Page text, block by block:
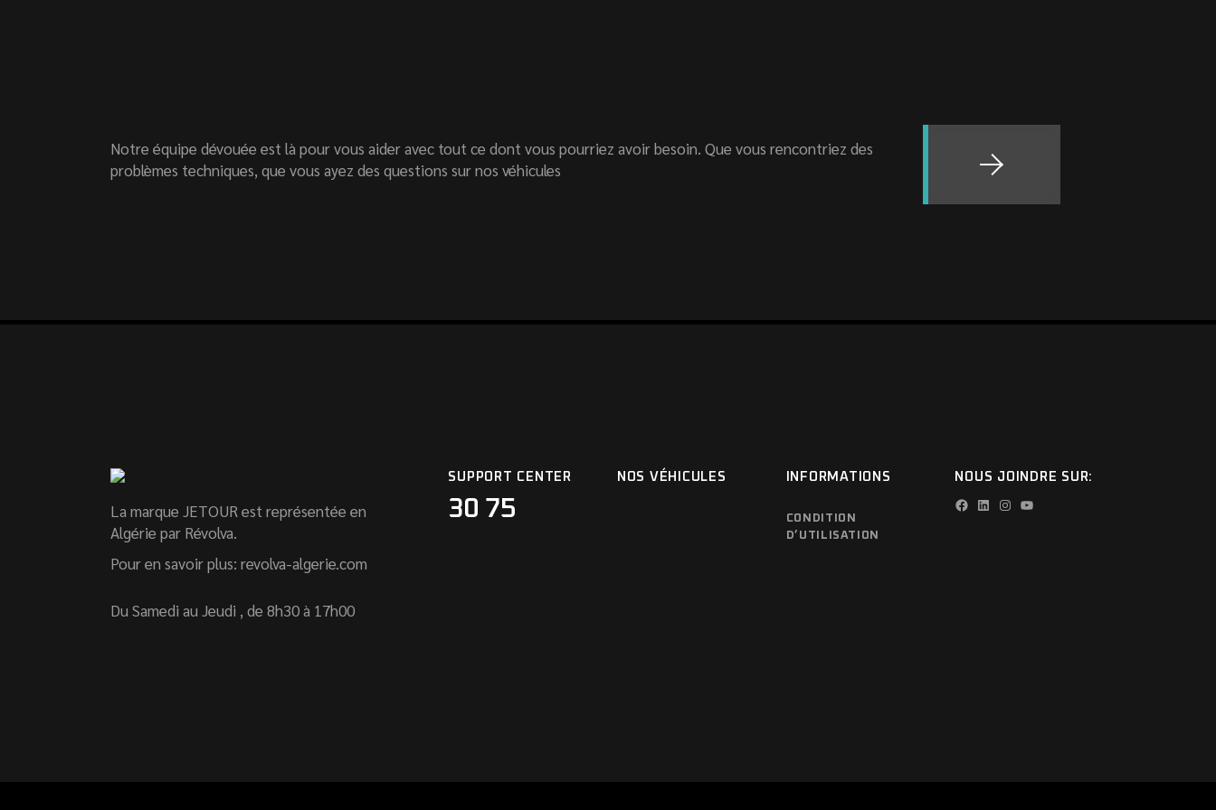
Notre équipe dévouée est là pour vous aider avec tout ce dont vous pourriez avoir besoin. Que vous rencontriez des
problèmes techniques, que vous ayez des questions sur nos véhicules
La marque JETOUR est représentée en
Algérie par Révolva.
Pour en savoir plus: revolva-algerie.com
Du Samedi au Jeudi , de 8h30 à 17h00
SUPPORT CENTER
30 75
NOS VÉHICULES INFORMATIONS
CONDITION
D’UTILISATION
NOUS JOINDRE SUR:
Facebook
LinkedIn
Instagram
YouTube